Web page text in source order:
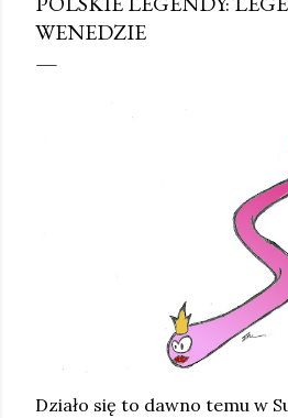
WENEDZIE
Działo się to dawno temu w